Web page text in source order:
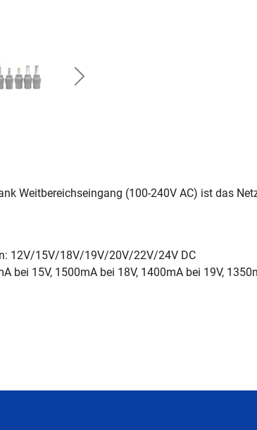
Next
Weitbereichseingang (100-240V AC) ist das
12V/15V/18V/19V/20V/22V/24V DC
bei 15V, 1500mA bei 18V, 1400mA bei 19V,